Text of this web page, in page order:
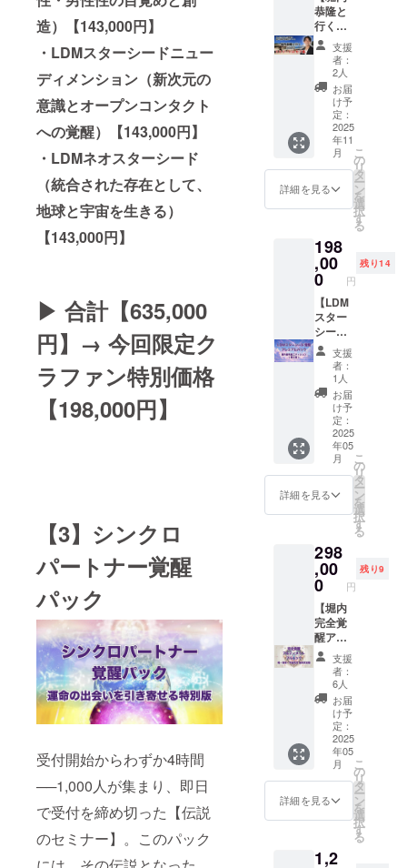
造）【143,000円】
・LDMスターシードニュー
ディメンション（新次元の
意識とオープンコンタクト
への覚醒）【143,000円】
・LDMネオスターシード
（統合された存在として、
地球と宇宙を生きる）
【143,000円】
▶︎ 合計【635,000
円】→ 今回限定ク
ラファン特別価格
【198,000円】
【3】シンクロ
パートナー覚醒
パック
受付開始からわずか4時間
──1,000人が集まり、即日
で受付を締め切った【伝説
のセミナー】。このパック
の光”へ
導く
Blessin
gerであ
LaylaΩ
と堀内
の2人が
タッグ
を組み
魂レベ
ルでつ
ながる
運命の
パート
シップ
を現実
に引き
寄せる
奇跡の
プログ
ラムを
生み出
しまし
た。
【受講
後に
待って
いる未
来イ
メー
ジ】 ※
運勢改
善や効
能を保
もので
はあり
ませ
ん。 気
づいた
ら── 自
然な流
れの中
で出
会って
しまう
自分に
変わっ
ていま
す。 偶
然のよ
うに見
えて、
すべて
は必
んな魂
えるた
めの具
体的な
実践
ワーク
ショッ
プ ・特
別セミ
ナー：
AI × 感
情マネ
ジメン
ト ・願
いを実
現する
チーム
結成、
活動報
告など
充実し
たサ
ポート
・堀内
恭隆の
書籍5冊
活動期
間：
2025年
5月～
8ヶ月間
しつつ
も、魂
のこ
もった
文章を
生み出
すこと
で多く
の読者
に共感
や感動
え、行
動を促
してい
ます。
今回の
も、AI
をフル
活用し
ながら
も堀内
恭隆の
個性と
エッセ
ンスが
溢れる
完全オ
リジナ
上がり
となっ
のセミ
ナーで
は、AI
ながら
も「あ
なたに
しか書
けな
い」魂
が宿っ
た文章
やコン
テンツ
を作る
具体的
を学
び、あ
信力や
きませ
ん。
「もう
一度開
催して
ほし
い」
「どう
しても
受けた
い」 何
度も声
をいた
内が新
たな
フェー
ズへ進
んだた
め、再
開はあ
りませ
ん。 今
回、ク
ラウド
ファン
ディン
グ限定
で この
奇跡の
体験を
パッ
しま
す。 ■
収録内
容 ※下
記はす
べてこ
のクラ
ファン
のため
に再公
開する
もの
で、現
在、非
売品の
動画で
す ・イ
ンスピ
集中ク
できま
す。 過
去には
著名な
作家や
人気
YouTub
er、専
門家な
ど、
様々な
分野の
特別ゲ
す。 撮
影終了
後に
は、堀
内やゲ
ストへ
の質
問・交
流タイ
ムも設
けてい
ます。
日程は
複数の
候補か
らお選
びいた
だけま
合わせ
て安心
して参
加可能
です。
ゲスト
は当日
のお楽
しみ！
毎回魅
力的な
ゲスト
をお迎
えしま
す。 ■
リター
ン詳細
・特別
恭隆の
ランチ
会を主
催でき
る特別
な権利
です。
堀内と
直接交
流し、
ご自身
の課題
や願い
につい
て具体
的なア
スやヒ
ントを
得られ
る貴重
な機会
となり
ます。
■リター
ン詳細
・堀内
恭隆を
招いて
特別ラ
ンチ会
（所要
時間2時
間以
内）を
主催で
きま
ランチ
会では
質問や
相談、
雑談な
ど自由
にお話
しいた
だけま
す。 ・
堀内恭
隆のサ
イン本
10冊
（ご自
身用・
贈り物
として
ご利用
くださ
【ご確
恭隆と
行く特
別リト
リート
in セブ
島（1泊
2日）＋
書籍5
冊】 透
明な海
と美し
い自然
に囲ま
れたセ
ブ島
内恭隆
ととも
に贅沢
で特別
な1泊2
日のリ
トリー
トを体
験しま
せん
か？ 日
常から
完全に
離れ、
ゆった
りとし
た環境
で堀内
さんと
の個別
や深い
対話を
通じ
て、あ
なた自
身の本
当の願
いや人
生の課
題が明
確にな
り、新
しい一
歩を踏
み出せ
るよう
になり
ます。
セブ島
ならで
しい海
支援
者：
2人
お届
け予
定：
2025
年11
月
詳細を見る
こ
の
リ
タ
ー
ン
を
選
択
す
る
198
,00
0 円
残り14
【LDM
スター
シード
覚醒プ
レミア
ムパッ
ク｜堀
内最先
端エ
ディ
ション
＜限定
版＞】
堀内が
人生そ
のもの
て到達
した
LDMを
スター
シード
覚醒・
進化・
統合さ
せた
「最先
端
版」。
■収録内
記はす
べてこ
のクラ
ファン
のため
に再公
もの
支援
者：
1人
お届
け予
定：
2025
年05
月
詳細を見る
こ
の
リ
タ
ー
ン
を
選
択
す
る
298
,00
0 円
残り9
【堀内
完全覚
醒アル
ティ
メット
フル
パック
｜魂・
地球・
宇宙統
合最終
完全
版】 あ
なたの
魂、人
生、そ
宙との
支援
者：
6人
お届
け予
定：
2025
年05
月
詳細を見る
こ
の
リ
タ
ー
ン
を
選
択
す
る
1,2